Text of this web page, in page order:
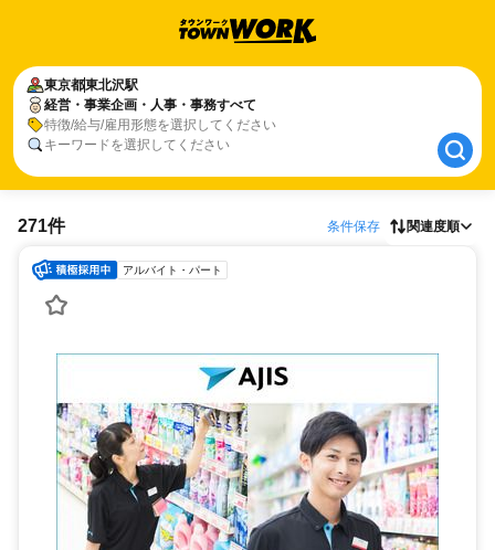
東京都東北沢駅
経営・事業企画・人事・事務すべて
特徴/給与/雇用形態を選択してください
キーワードを選択してください
東京都東北沢駅
経営・事業企画・人事・事務すべて
271件 条件保存 関連度順
アルバイト・パート